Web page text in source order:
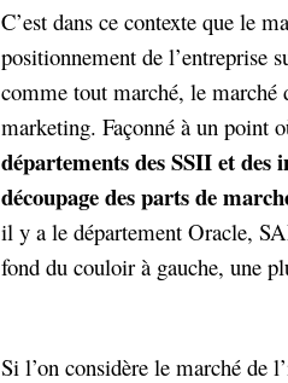
C’est dans ce contexte que le
positionnement de l’entreprise
comme tout marché, le marché
marketing. Façonné à un point
départements des SSII et des
découpage des parts de
il y a le département Oracle,
fond du couloir à gauche, une
Si l’on considère le marché de